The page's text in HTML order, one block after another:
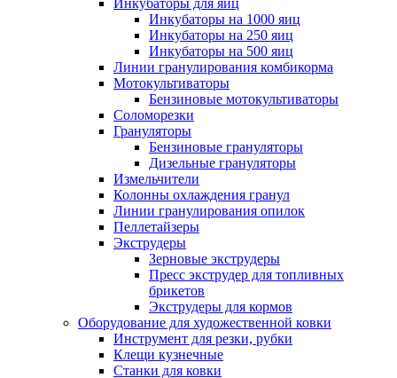
Инкубаторы для яиц
Инкубаторы на 1000 яиц
Инкубаторы на 250 яиц
Инкубаторы на 500 яиц
Линии гранулирования комбикорма
Мотокультиваторы
Бензиновые мотокультиваторы
Соломорезки
Грануляторы
Бензиновые грануляторы
Дизельные грануляторы
Измельчители
Колонны охлаждения гранул
Линии гранулирования опилок
Пеллетайзеры
Экструдеры
Зерновые экструдеры
Пресс экструдер для топливных
брикетов
Экструдеры для кормов
Оборудование для художественной ковки
Инструмент для резки, рубки
Клещи кузнечные
Станки для ковки